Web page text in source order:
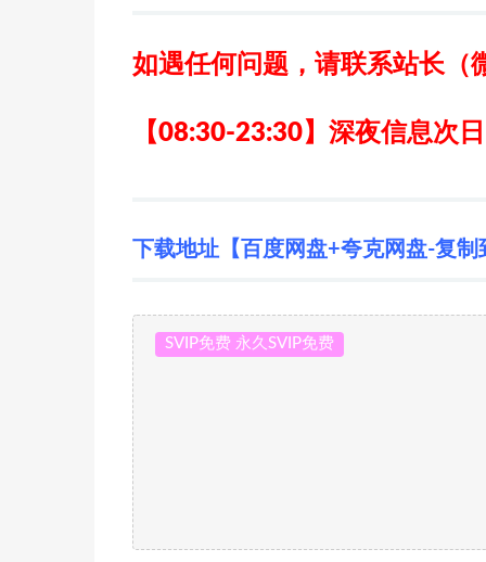
如遇任何问题，请联系站长（
【08:30-23:30】深夜信息次
下载地址【百度网盘+夸克网盘-复
SVIP免费 永久SVIP免费